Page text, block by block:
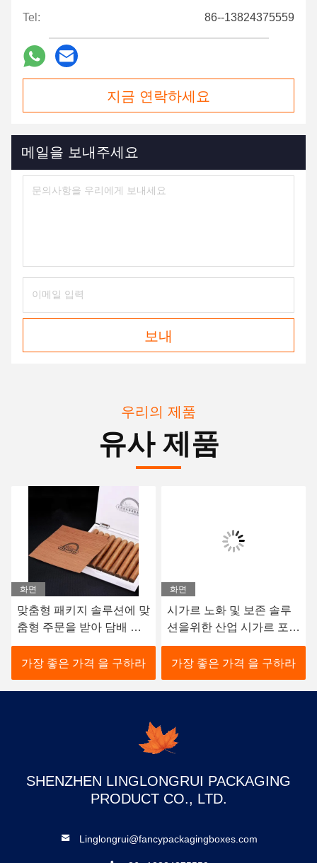
Tel: 86--13824375559
지금 연락하세요
메일을 보내주세요
보내
우리의 제품
유사 제품
화면
맞춤형 패키지 솔루션에 맞
춤형 주문을 받아 담배 포
장 상자
가장 좋은 가격 을 구하라
화면
시가르 노화 및 보존 솔루
션을위한 산업 시가르 포장
상자
가장 좋은 가격 을 구하라
SHENZHEN LINGLONGRUI PACKAGING
PRODUCT CO., LTD.
Linglongrui@fancypackagingboxes.com